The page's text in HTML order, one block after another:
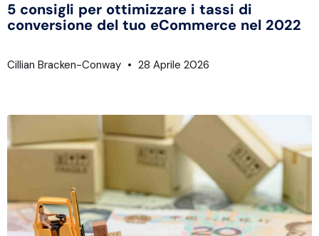
5 consigli per ottimizzare i tassi di
conversione del tuo eCommerce nel 2022
Cillian Bracken-Conway 28 Aprile 2026